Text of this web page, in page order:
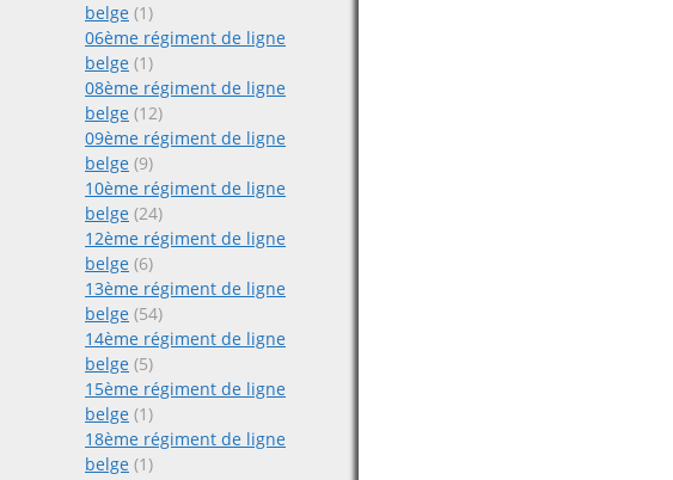
belge (1)
06ème régiment de ligne
belge (1)
08ème régiment de ligne
belge (12)
09ème régiment de ligne
belge (9)
10ème régiment de ligne
belge (24)
12ème régiment de ligne
belge (6)
13ème régiment de ligne
belge (54)
14ème régiment de ligne
belge (5)
15ème régiment de ligne
belge (1)
18ème régiment de ligne
belge (1)